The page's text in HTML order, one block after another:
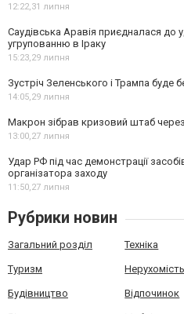
12:22,31 липня
Саудівська Аравія приєдналася до
угрупованню в Іраку
15:23,29 липня
Зустріч Зеленського і Трампа буде
14:05,29 липня
Макрон зібрав кризовий штаб через
13:00,27 липня
Удар РФ під час демонстрації
організатора заходу
11:50,27 липня
Рубрики новин
Загальний розділ Техніка
Туризм Нерухомість
Будівництво Відпочинок